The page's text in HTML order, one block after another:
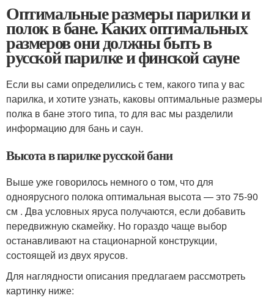
Оптимальные размеры парилки и
полок в бане. Каких оптимальных
размеров они должны быть в
русской парилке и финской сауне
Если вы сами определились с тем, какого типа у вас
парилка, и хотите узнать, каковы оптимальные размеры
полка в бане этого типа, то для вас мы разделили
информацию для бань и саун.
Высота в парилке русской бани
Выше уже говорилось немного о том, что для
одноярусного полока оптимальная высота — это 75-90
см . Два условных яруса получаются, если добавить
передвижную скамейку. Но гораздо чаще выбор
останавливают на стационарной конструкции,
состоящей из двух ярусов.
Для наглядности описания предлагаем рассмотреть
картинку ниже: